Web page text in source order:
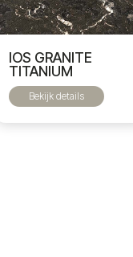
IOS GRANITE
TITANIUM
Bekijk details